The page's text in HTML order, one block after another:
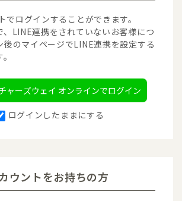
でログインすることができます。
、LINE連携をされていないお客様につ
後のマイページでLINE連携を設定する
ャーズウェイ オンラインでログイン
ログインしたままにする
ウントをお持ちの方